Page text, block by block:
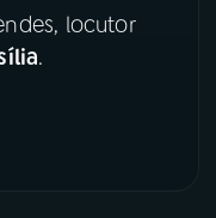
locutor
.